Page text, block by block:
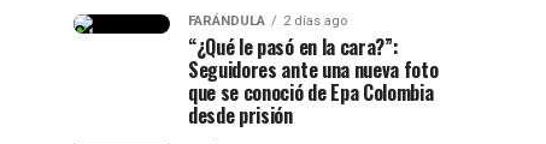
FARÁNDULA 2 días ago
“¿Qué le pasó en la cara?”:
Seguidores ante una nueva foto
que se conoció de Epa Colombia
desde prisión